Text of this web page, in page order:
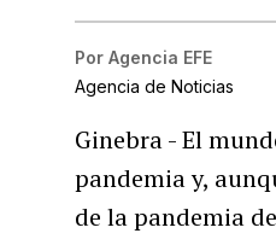
Por Agencia EFE
Agencia de Noticias
Ginebra - El
pandemia y,
de la pandemia de